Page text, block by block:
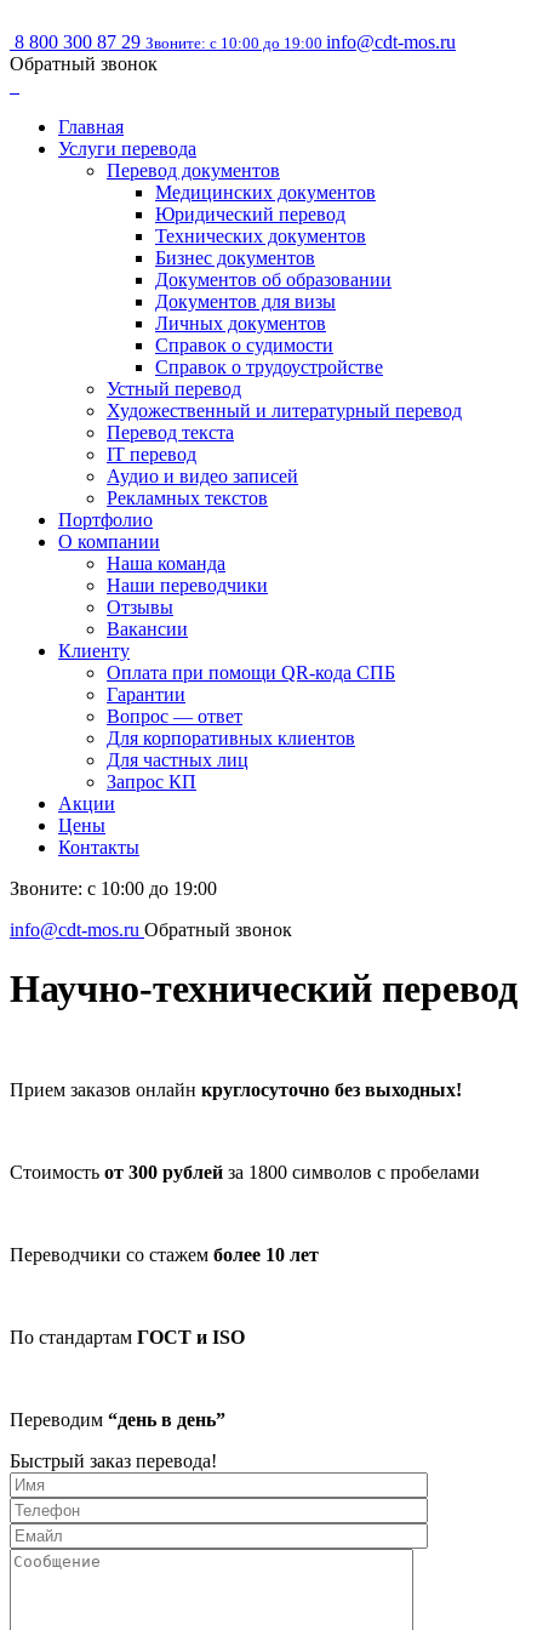
8 800 300 87 29 Звоните: с 10:00 до 19:00 info@cdt-mos.ru
Обратный звонок
Главная
Услуги перевода
Перевод документов
Медицинских документов
Юридический перевод
Технических документов
Бизнес документов
Документов об образовании
Документов для визы
Личных документов
Справок о судимости
Справок о трудоустройстве
Устный перевод
Художественный и литературный перевод
Перевод текста
IT перевод
Аудио и видео записей
Рекламных текстов
Портфолио
О компании
Наша команда
Наши переводчики
Отзывы
Вакансии
Клиенту
Оплата при помощи QR-кода СПБ
Гарантии
Вопрос — ответ
Для корпоративных клиентов
Для частных лиц
Запрос КП
Акции
Цены
Контакты
Звоните: с 10:00 до 19:00
info@cdt-mos.ru Обратный звонок
Научно-технический перевод
Прием заказов онлайн круглосуточно без выходных!
Стоимость от 300 рублей за 1800 символов с пробелами
Переводчики со стажем более 10 лет
По стандартам ГОСТ и ISO
Переводим “день в день”
Быстрый заказ перевода!